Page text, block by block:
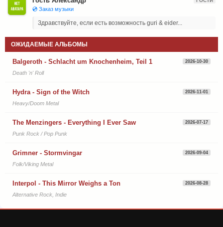
💿 Заказ музыки
Здравствуйте, если есть возможность guri & eider...
ОЖИДАЕМЫЕ АЛЬБОМЫ
Balgeroth - Schlacht um Knochenheim, Teil 1 2026-10-30
Death 'n' Roll
Hydra - Sign of the Witch 2026-11-01
Heavy/Doom Metal
The Menzingers - Everything I Ever Saw 2026-07-17
Punk Rock / Pop Punk
Grimner - Stormvingar 2026-09-04
Folk/Viking Metal
Interpol - This Mirror Weighs a Ton 2026-08-28
Alternative Rock, Indie